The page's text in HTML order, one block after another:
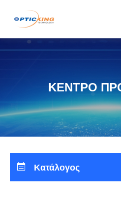
ΚΕΝΤΡΟ
Κατάλογος